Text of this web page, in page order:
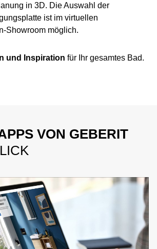
in 3D. Die Auswahl der
ist im virtuellen
Showroom möglich.
und Inspiration für Ihr gesamtes Bad.
VON GEBERIT